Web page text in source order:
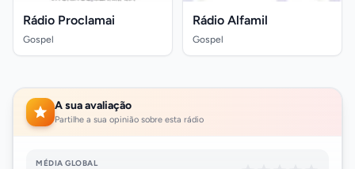
Rádio Proclamai
Gospel
Rádio Alfamil
Gospel
A sua avaliação
Partilhe a sua opinião sobre esta rádio
MÉDIA GLOBAL